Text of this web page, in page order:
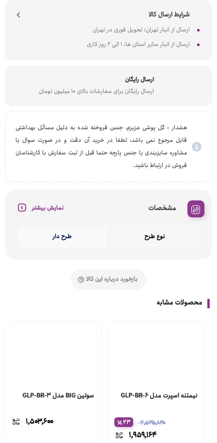
شرایط ارسال کالا
ارسال از انبار تهران: تحویل فوری در تهران
ارسال از انبار سایر استان ها: 1 الی 2 روز کاری
ارسال رایگان
ارسال رایگان برای سفارشات بالای 10 میلیون تومان
هشدار : گل پوشی عزیزم، جنس فروخته شده به دلیل مسائل بهداشتی
قابل مرجوع نمی باشد، لطفا در خرید آن دقت و در صورت سوال یا
مشاوره سایزبندی یا جنس پارچه حتما قبل از ثبت سفارش با کارشناسان
فروش در ارتباط باشید.
مشخصات نمایش بیشتر
نوع طرح طرح دار
بازخورد درباره این کالا
محصولات مشابه
نیمتنه اسپرت مدل GLP-BR-6
۲,۵۳۵,۸۳۰
۱,۹۵۹,۱۶۴
۲۳
سوتین BIG مدل GLP-BR-3
۱,۵۰۳,۶۰۰